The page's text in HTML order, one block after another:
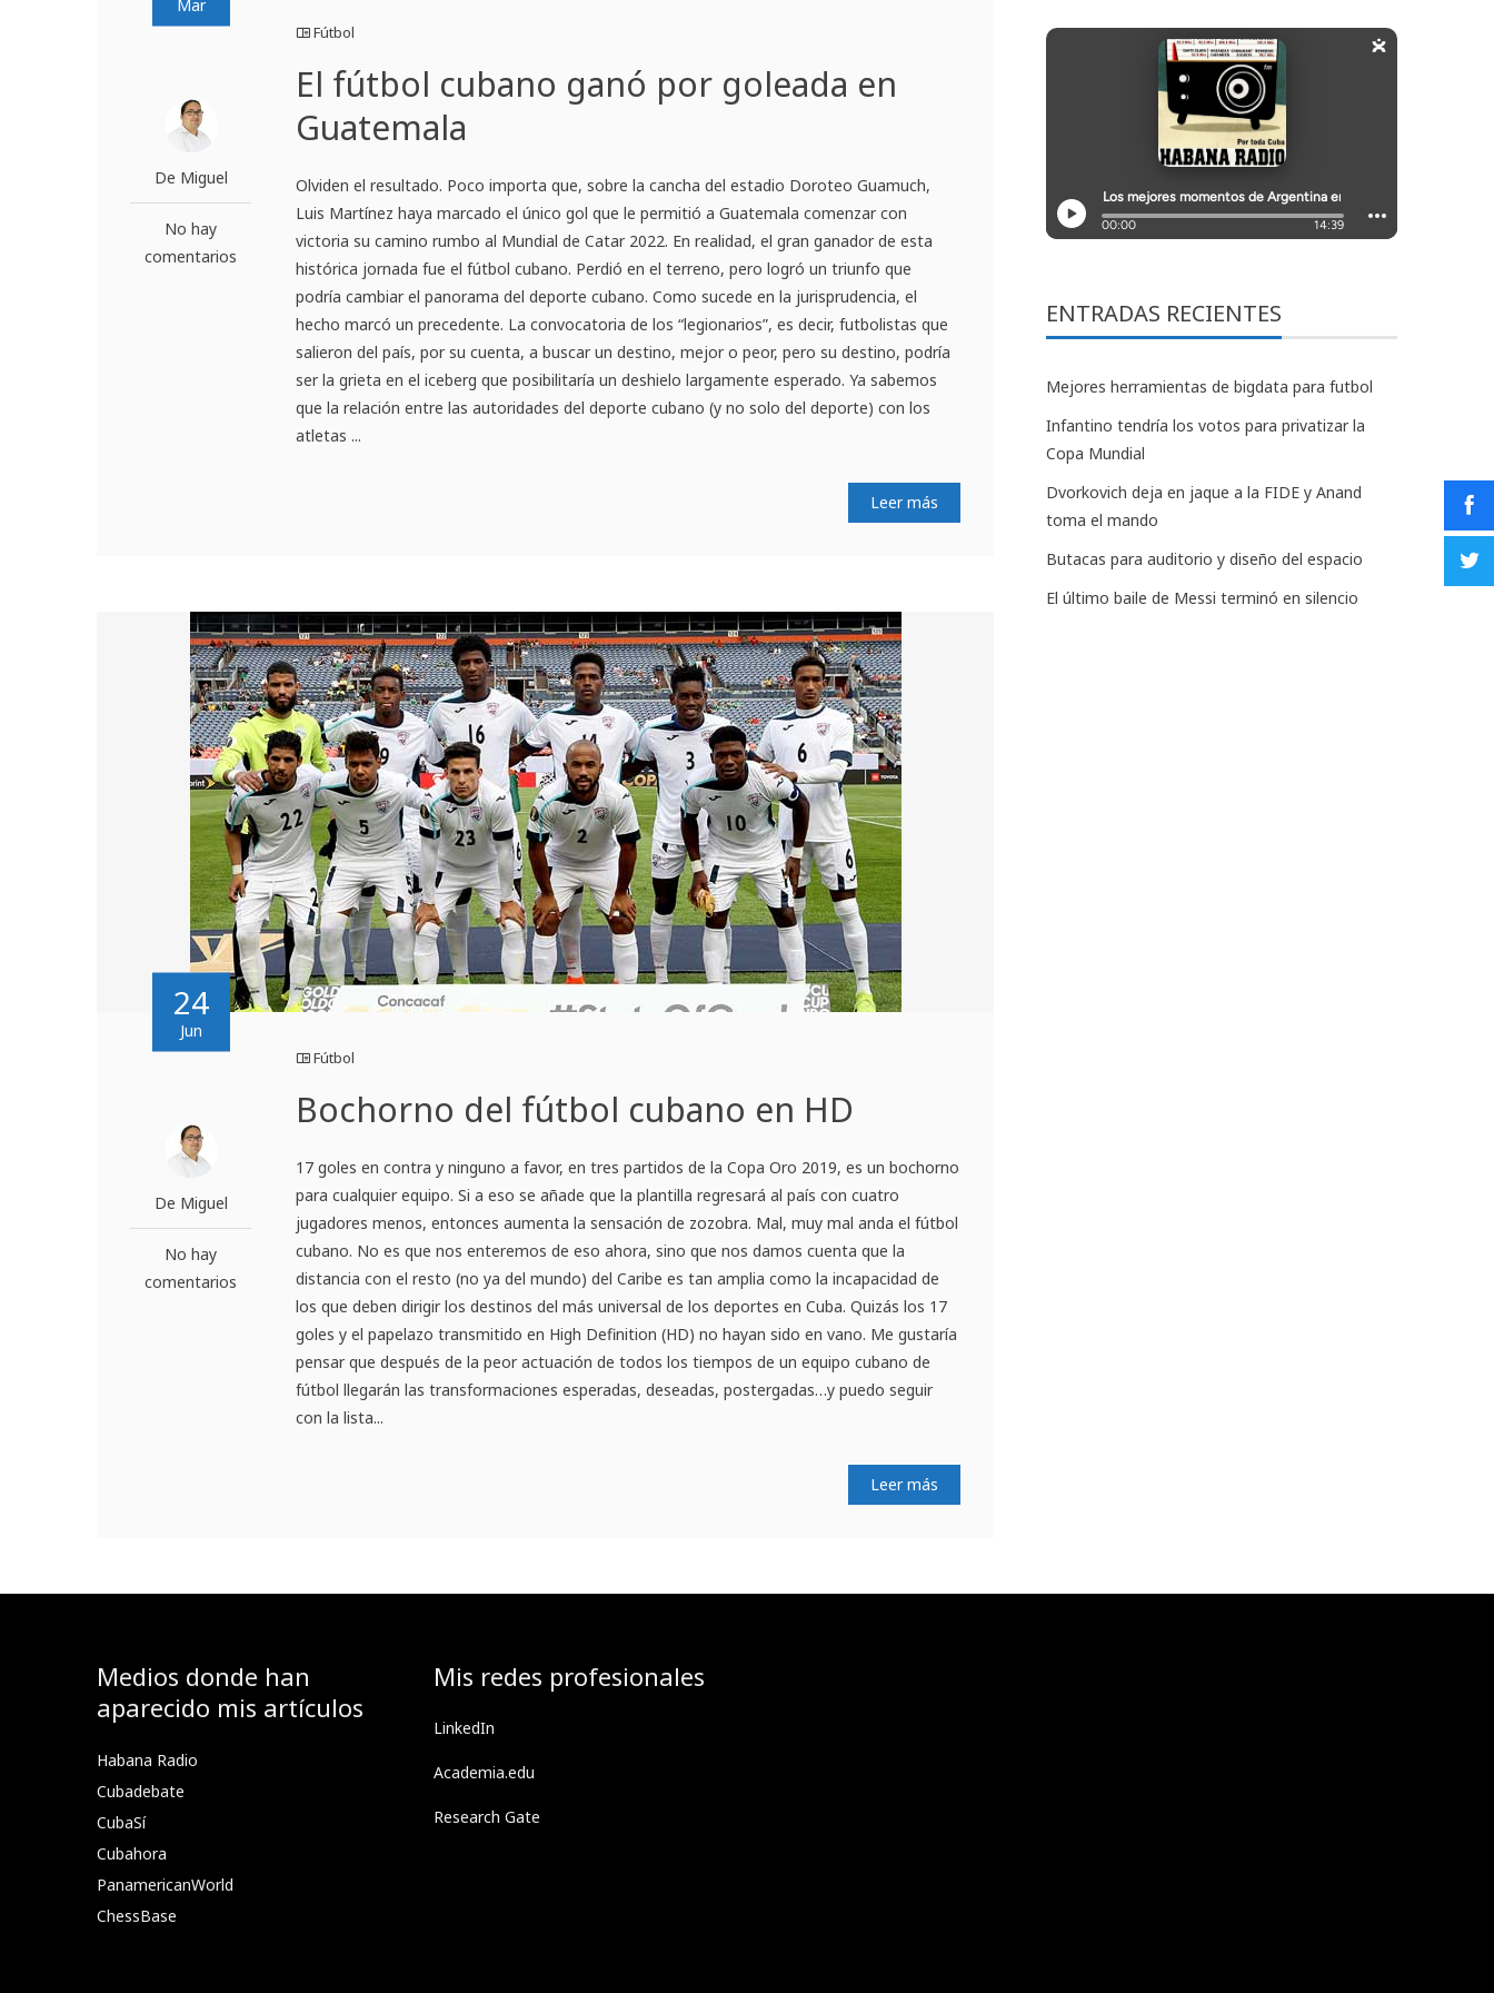
De Miguel
No hay
comentarios
Fútbol
El fútbol cubano ganó por goleada en
Guatemala
Olviden el resultado. Poco importa que, sobre la cancha del estadio Doroteo Guamuch,
Luis Martínez haya marcado el único gol que le permitió a Guatemala comenzar con
victoria su camino rumbo al Mundial de Catar 2022. En realidad, el gran ganador de esta
histórica jornada fue el fútbol cubano. Perdió en el terreno, pero logró un triunfo que
podría cambiar el panorama del deporte cubano. Como sucede en la jurisprudencia, el
hecho marcó un precedente. La convocatoria de los “legionarios”, es decir, futbolistas que
salieron del país, por su cuenta, a buscar un destino, mejor o peor, pero su destino, podría
ser la grieta en el iceberg que posibilitaría un deshielo largamente esperado. Ya sabemos
que la relación entre las autoridades del deporte cubano (y no solo del deporte) con los
atletas ...
Leer más
24
Jun
De Miguel
No hay
comentarios
Fútbol
Bochorno del fútbol cubano en HD
17 goles en contra y ninguno a favor, en tres partidos de la Copa Oro 2019, es un bochorno
para cualquier equipo. Si a eso se añade que la plantilla regresará al país con cuatro
jugadores menos, entonces aumenta la sensación de zozobra. Mal, muy mal anda el fútbol
cubano. No es que nos enteremos de eso ahora, sino que nos damos cuenta que la
distancia con el resto (no ya del mundo) del Caribe es tan amplia como la incapacidad de
los que deben dirigir los destinos del más universal de los deportes en Cuba. Quizás los 17
goles y el papelazo transmitido en High Definition (HD) no hayan sido en vano. Me gustaría
pensar que después de la peor actuación de todos los tiempos de un equipo cubano de
fútbol llegarán las transformaciones esperadas, deseadas, postergadas…y puedo seguir
con la lista...
Leer más
ENTRADAS RECIENTES
Mejores herramientas de bigdata para futbol
Infantino tendría los votos para privatizar la
Copa Mundial
Dvorkovich deja en jaque a la FIDE y Anand
toma el mando
Butacas para auditorio y diseño del espacio
El último baile de Messi terminó en silencio
Medios donde han
aparecido mis artículos
Habana Radio
Cubadebate
CubaSí
Cubahora
PanamericanWorld
ChessBase
Mis redes profesionales
LinkedIn
Academia.edu
Research Gate